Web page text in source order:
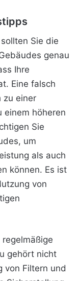
Sie die
genau
Ihre
Eine falsch
zu einer
einem höheren
Sie
um
als auch
können. Es ist
von
gehört nicht
von Filtern und